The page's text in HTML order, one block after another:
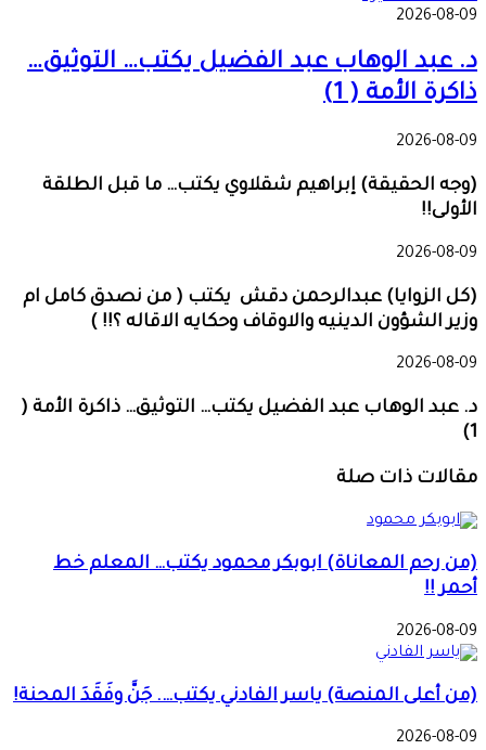
2026-08-09
د. عبد الوهاب عبد الفضيل يكتب… التوثيق…
ذاكرة الأمة ( 1)
2026-08-09
(وجه الحقيقة) إبراهيم شقلاوي يكتب… ما قبل الطلقة
الأولى!!
2026-08-09
(كل الزوايا) عبدالرحمن دقش يكتب ( من نصدق كامل ام
وزير الشؤون الدينيه والاوقاف وحكايه الاقاله ؟!! )
2026-08-09
د. عبد الوهاب عبد الفضيل يكتب… التوثيق… ذاكرة الأمة (
1)
مقالات ذات صلة
(من رحم المعاناة) ابوبكر محمود يكتب… المعلم خط
أحمر !!
2026-08-09
(من أعلى المنصة) ياسر الفادني يكتب…. جَنَّ وفَقَدَ المحنة!
2026-08-09